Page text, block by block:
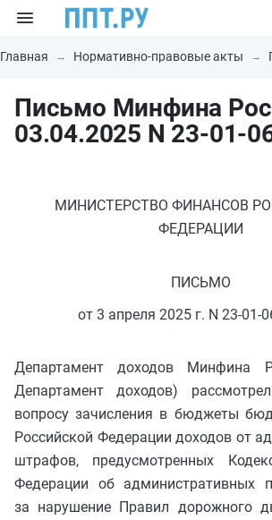
Главная Нормативно-правовые акты
Письмо Минфина
03.04.2025 N 23-01-
МИНИСТЕРСТВО ФИНАНСОВ
ФЕДЕРАЦИИ
ПИСЬМО
от 3 апреля 2025 г. N 23-01-
Департамент доходов Минфина
Департамент доходов)
вопросу зачисления в бюджеты
Российской Федерации доходов от
штрафов, предусмотренных
Федерации об административных
за нарушение Правил дорожного